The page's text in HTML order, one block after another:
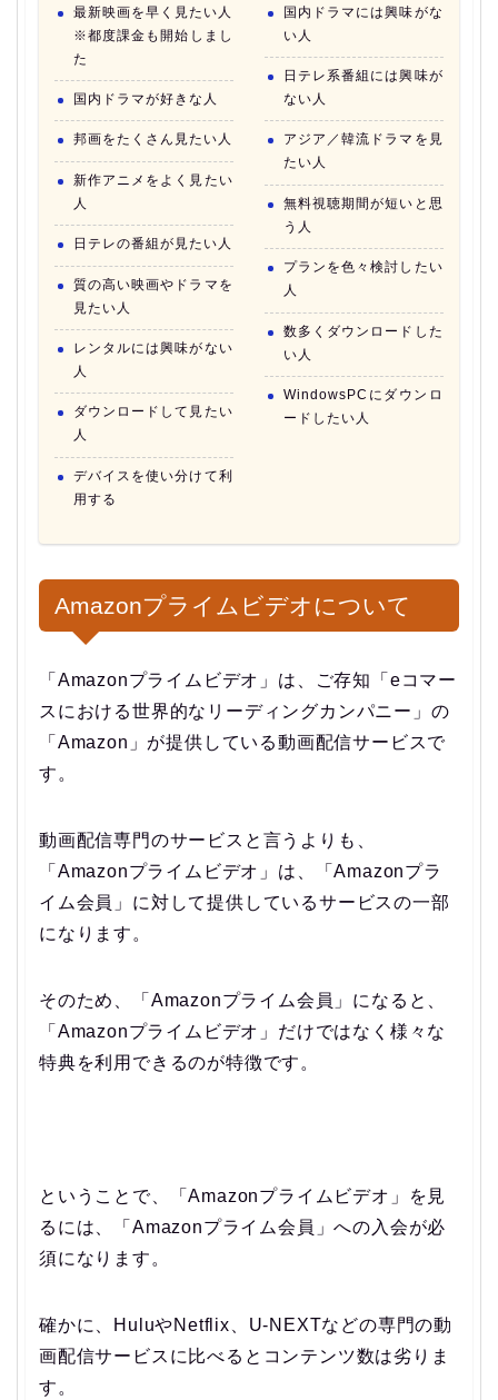
最新映画を早く見たい人
※都度課金も開始しまし
た
国内ドラマが好きな人
邦画をたくさん見たい人
新作アニメをよく見たい
人
日テレの番組が見たい人
質の高い映画やドラマを
見たい人
レンタルには興味がない
人
ダウンロードして見たい
人
デバイスを使い分けて利
用する
国内ドラマには興味がな
い人
日テレ系番組には興味が
ない人
アジア／韓流ドラマを見
たい人
無料視聴期間が短いと思
う人
プランを色々検討したい
人
数多くダウンロードした
い人
WindowsPCにダウンロ
ードしたい人
Amazonプライムビデオについて
「Amazonプライムビデオ」は、ご存知「eコマー
スにおける世界的なリーディングカンパニー」の
「Amazon」が提供している動画配信サービスで
す。
動画配信専門のサービスと言うよりも、
「Amazonプライムビデオ」は、「Amazonプラ
イム会員」に対して提供しているサービスの一部
になります。
そのため、「Amazonプライム会員」になると、
「Amazonプライムビデオ」だけではなく様々な
特典を利用できるのが特徴です。
ということで、「Amazonプライムビデオ」を見
るには、「Amazonプライム会員」への入会が必
須になります。
確かに、HuluやNetflix、U-NEXTなどの専門の動
画配信サービスに比べるとコンテンツ数は劣りま
す。